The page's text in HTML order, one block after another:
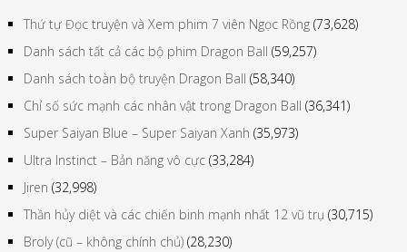
Thứ tự Đọc truyện và Xem phim 7 viên Ngọc Rồng (73,628)
Danh sách tất cả các bộ phim Dragon Ball (59,257)
Danh sách toàn bộ truyện Dragon Ball (58,340)
Chỉ số sức mạnh các nhân vật trong Dragon Ball (36,341)
Super Saiyan Blue – Super Saiyan Xanh (35,973)
Ultra Instinct – Bản năng vô cực (33,284)
Jiren (32,998)
Thần hủy diệt và các chiến binh mạnh nhất 12 vũ trụ (30,715)
Broly (cũ – không chính chủ) (28,230)